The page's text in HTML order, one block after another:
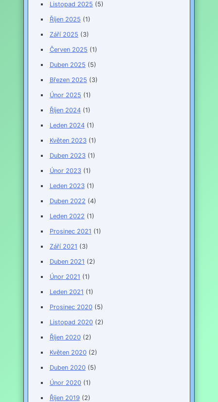
Listopad 2025 (5)
Říjen 2025 (1)
Září 2025 (3)
Červen 2025 (1)
Duben 2025 (5)
Březen 2025 (3)
Únor 2025 (1)
Říjen 2024(1)
Leden 2024(1)
Květen 2023(1)
Duben 2023(1)
Únor 2023(1)
Leden 2023(1)
Duben 2022 (4)
Leden 2022 (1)
Prosinec 2021 (1)
Září 2021 (3)
Duben 2021 (2)
Únor 2021 (1)
Leden 2021 (1)
Prosinec 2020(5)
Listopad 2020(2)
Říjen 2020(2)
Květen 2020(2)
Duben 2020(5)
Únor 2020(1)
Říjen 2019 (2)